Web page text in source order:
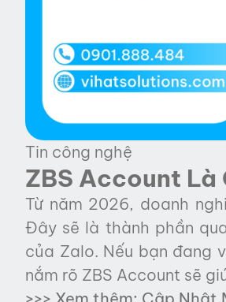
Tin công nghệ
ZBS Account Là
Từ năm 2026, doanh
Đây sẽ là thành phần
của Zalo. Nếu bạn đang
nắm rõ ZBS Account sẽ